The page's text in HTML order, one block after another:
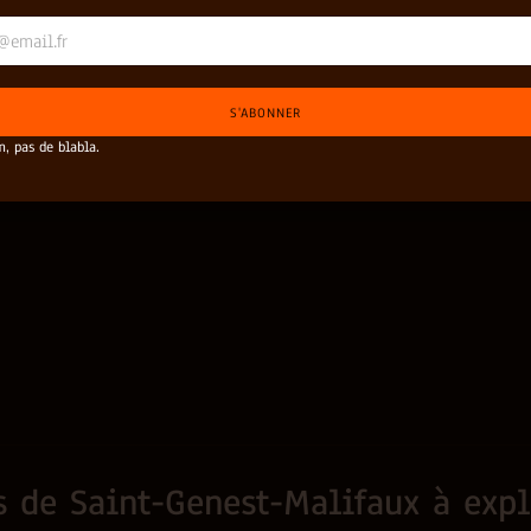
de Saint-Genest-Malifaux à
S'ABONNER
pas de blabla.